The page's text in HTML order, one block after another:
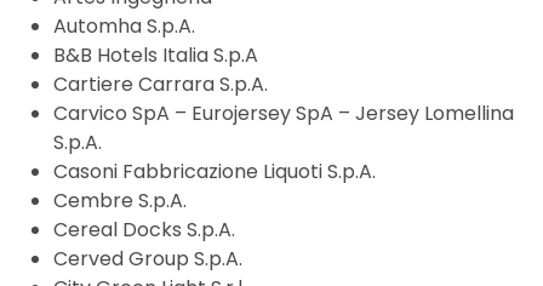
Automha S.p.A.
B&B Hotels Italia S.p.A
Cartiere Carrara S.p.A.
Carvico SpA – Eurojersey SpA – Jersey Lomellina
S.p.A.
Casoni Fabbricazione Liquoti S.p.A.
Cembre S.p.A.
Cereal Docks S.p.A.
Cerved Group S.p.A.